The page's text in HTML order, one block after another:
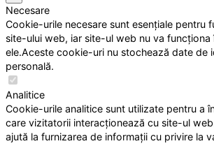
Necesare
Cookie-urile necesare sunt esențiale pentru
site-ului web, iar site-ul web nu va funcționa
ele.Aceste cookie-uri nu stochează date de
personală.
Analitice
Cookie-urile analitice sunt utilizate pentru a
care vizitatorii interacționează cu site-ul
ajută la furnizarea de informații cu privire la